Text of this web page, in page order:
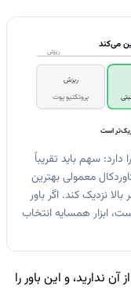
می‌کند
ریزش
ریزش
پروتکتیو پوت
است
سهم باید تقریباً
معمولی بهترین
نزدیک کند. اگر باور
ابزار همسایه انتخاب
ندارید، و این باور را